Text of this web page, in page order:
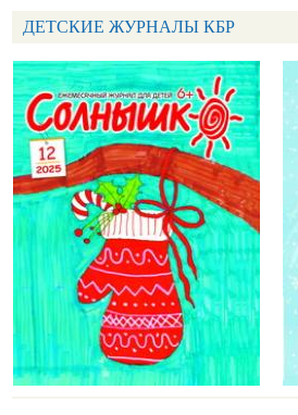
ДЕТСКИЕ ЖУРНАЛЫ КБР